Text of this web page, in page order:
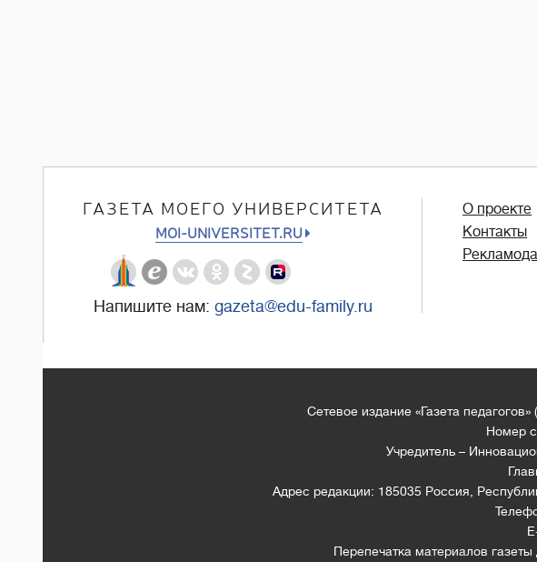
ГАЗЕТА МОЕГО УНИВЕРСИТЕТА
MOI-UNIVERSITET.RU
Напишите нам: gazeta@edu-family.ru
О проекте
Контакты
Сетевое издание «Газета
Номер
Учредитель –
Адрес редакции: 185035 Россия,
Перепечатка материалов